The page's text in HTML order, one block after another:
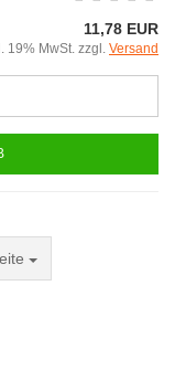
11,78 EUR
19% MwSt. zzgl. Versand